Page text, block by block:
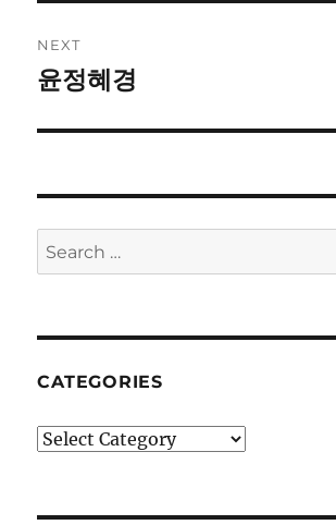
NEXT
Next
윤정혜경
Search
for:
CATEGORIES
Categories